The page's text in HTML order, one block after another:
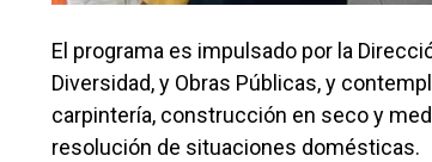
El programa es impulsado por la
Diversidad, y Obras Públicas, y
carpintería, construcción en seco y
resolución de situaciones domésticas.